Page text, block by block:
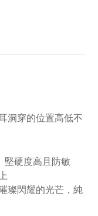
洞穿的位置高低不
堅硬度高且防敏
璨閃耀的光芒，純